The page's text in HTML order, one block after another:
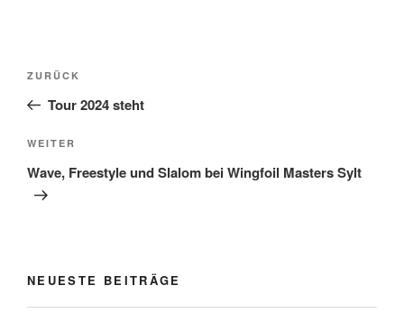
Beitrags-
Vorheriger
Beitrag
ZURÜCK
Tour 2024 steht
Nächster
Beitrag
WEITER
Wave, Freestyle und Slalom bei Wingfoil Masters Sylt ­­ ­ ­­ ­
NEUESTE BEITRÄGE